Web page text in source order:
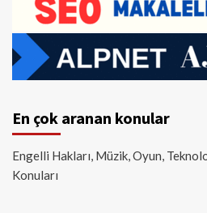
En çok aranan konular
Engelli Hakları, Müzik, Oyun,
Konuları